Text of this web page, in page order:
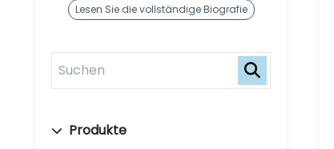
Lesen Sie die vollständige Biografie
Produkte